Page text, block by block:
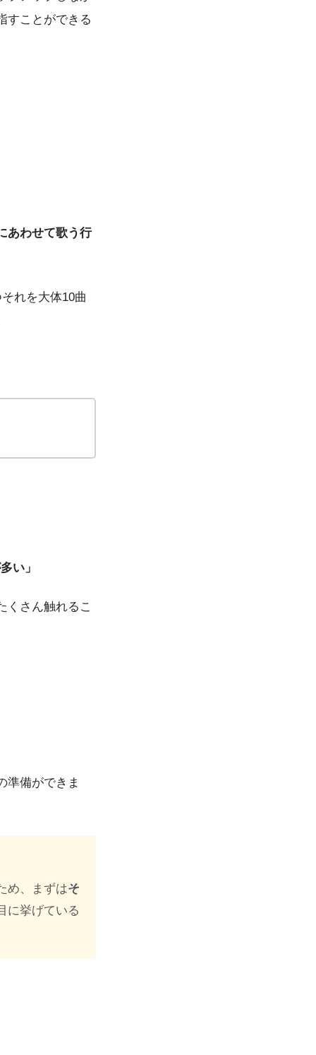
すことができる
あわせて歌う行
れを大体10曲
い」
くさん触れるこ
準備ができま
め、まずはそ
に挙げている